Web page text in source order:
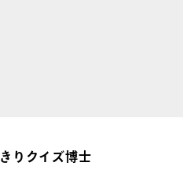
りクイズ博士